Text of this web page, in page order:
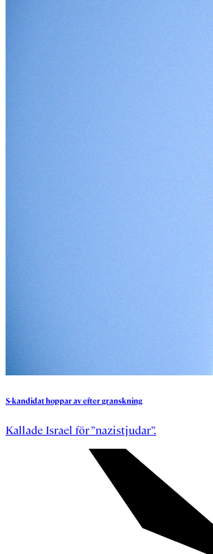
S-kandidathopparaveftergranskning
Kallade Israel för ”nazistjudar”.